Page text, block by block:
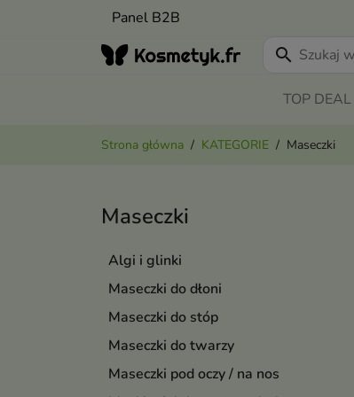
Panel B2B
search
TOP DEAL
Strona główna KATEGORIE Maseczki
Maseczki
Algi i glinki
Maseczki do dłoni
Maseczki do stóp
Maseczki do twarzy
Maseczki pod oczy / na nos